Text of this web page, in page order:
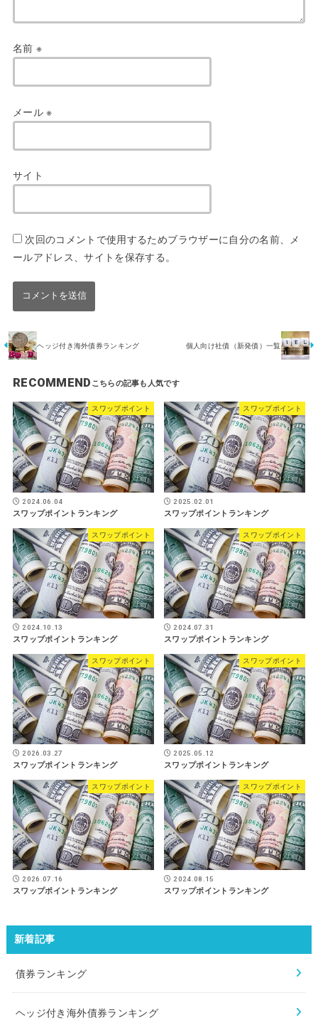
名前 ※
メール※
サイト
次回のコメントで使用するためブラウザーに自分の名前、メ
ールアドレス、サイトを保存する。
ヘッジ付き海外債券ランキング 個人向け社債（新発債）一覧
RECOMMEND
スワップポイント
2024.06.04
スワップポイントランキング
スワップポイント
2025.02.01
スワップポイントランキング
スワップポイント
2024.10.13
スワップポイントランキング
スワップポイント
2024.07.31
スワップポイントランキング
スワップポイント
2026.03.27
スワップポイントランキング
スワップポイント
2025.05.12
スワップポイントランキング
スワップポイント
2026.07.16
スワップポイントランキング
スワップポイント
2024.08.15
スワップポイントランキング
新着記事
債券ランキング
ヘッジ付き海外債券ランキング